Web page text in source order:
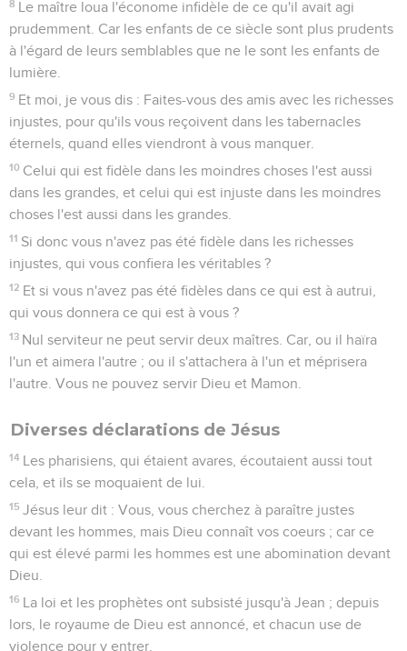
8 Le maître loua l'économe infidèle de ce qu'il avait agi
prudemment. Car les enfants de ce siècle sont plus prudents
à l'égard de leurs semblables que ne le sont les enfants de
lumière.
9 Et moi, je vous dis : Faites-vous des amis avec les richesses
injustes, pour qu'ils vous reçoivent dans les tabernacles
éternels, quand elles viendront à vous manquer.
10 Celui qui est fidèle dans les moindres choses l'est aussi
dans les grandes, et celui qui est injuste dans les moindres
choses l'est aussi dans les grandes.
11 Si donc vous n'avez pas été fidèle dans les richesses
injustes, qui vous confiera les véritables ?
12 Et si vous n'avez pas été fidèles dans ce qui est à autrui,
qui vous donnera ce qui est à vous ?
13 Nul serviteur ne peut servir deux maîtres. Car, ou il haïra
l'un et aimera l'autre ; ou il s'attachera à l'un et méprisera
l'autre. Vous ne pouvez servir Dieu et Mamon.
Diverses déclarations de Jésus
14 Les pharisiens, qui étaient avares, écoutaient aussi tout
cela, et ils se moquaient de lui.
15 Jésus leur dit : Vous, vous cherchez à paraître justes
devant les hommes, mais Dieu connaît vos coeurs ; car ce
qui est élevé parmi les hommes est une abomination devant
Dieu.
16 La loi et les prophètes ont subsisté jusqu'à Jean ; depuis
lors, le royaume de Dieu est annoncé, et chacun use de
violence pour y entrer.